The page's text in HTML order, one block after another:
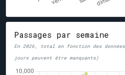
Passages par semaine
En 2026, total en fonction des
jours peuvent être manquants)